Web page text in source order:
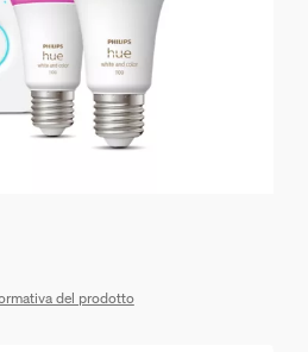
del prodotto